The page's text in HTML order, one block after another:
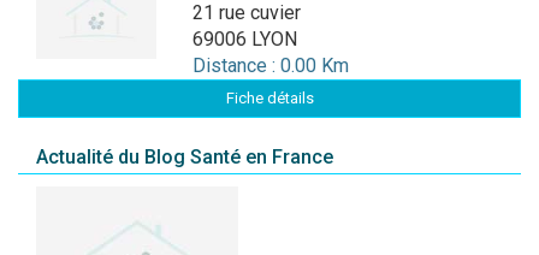
21 rue cuvier
69006 LYON
Distance : 0.00 Km
Fiche détails
Actualité du Blog Santé en France